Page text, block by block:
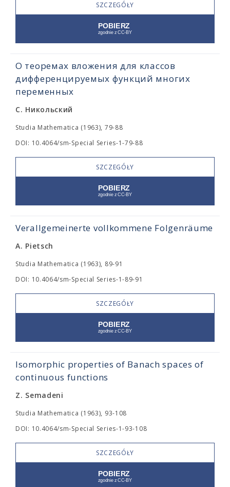
SZCZEGÓŁY
О теоремах вложения для классов
дифференцируемых функций многих
переменных
С. Никольский
Studia Mathematica (1963), 79-88
DOI: 10.4064/sm-Special Series-1-79-88
SZCZEGÓŁY
Verallgemeinerte vollkommene Folgenräume
A. Pietsch
Studia Mathematica (1963), 89-91
DOI: 10.4064/sm-Special Series-1-89-91
SZCZEGÓŁY
Isomorphic properties of Banach spaces of
continuous functions
Z. Semadeni
Studia Mathematica (1963), 93-108
DOI: 10.4064/sm-Special Series-1-93-108
SZCZEGÓŁY